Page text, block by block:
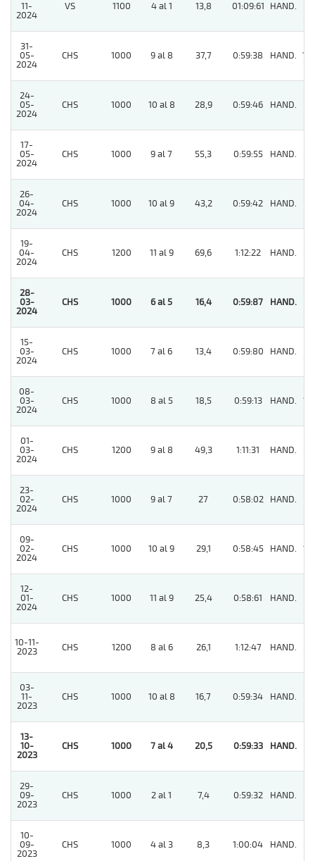
11-
2024
VS 1100 4 al 1 13,8 01:09:61 HAND.
31-
05-
2024
CHS 1000 9 al 8 37,7 0:59:38 HAND. 10
24-
05-
2024
CHS 1000 10 al 8 28,9 0:59:46 HAND.
17-
05-
2024
CHS 1000 9 al 7 55,3 0:59:55 HAND.
26-
04-
2024
CHS 1000 10 al 9 43,2 0:59:42 HAND.
19-
04-
2024
CHS 1200 11 al 9 69,6 1:12:22 HAND.
28-
03-
2024
CHS 1000 6 al 5 16,4 0:59:87 HAND.
15-
03-
2024
CHS 1000 7 al 6 13,4 0:59:80 HAND.
08-
03-
2024
CHS 1000 8 al 5 18,5 0:59:13 HAND. 12
01-
03-
2024
CHS 1200 9 al 8 49,3 1:11:31 HAND.
23-
02-
2024
CHS 1000 9 al 7 27 0:58:02 HAND.
09-
02-
2024
CHS 1000 10 al 9 29,1 0:58:45 HAND. 13
12-
01-
2024
CHS 1000 11 al 9 25,4 0:58:61 HAND.
10-11-
2023
CHS 1200 8 al 6 26,1 1:12:47 HAND.
03-
11-
2023
CHS 1000 10 al 8 16,7 0:59:34 HAND.
13-
10-
2023
CHS 1000 7 al 4 20,5 0:59:33 HAND.
29-
09-
2023
CHS 1000 2 al 1 7,4 0:59:32 HAND.
10-
09-
2023
CHS 1000 4 al 3 8,3 1:00:04 HAND.